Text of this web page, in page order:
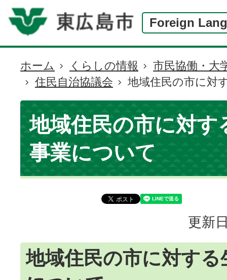
Foreign
現
在
の
位
置
ホーム くらしの情報
市民協働・大
住民自治協議会
地域住民の市に対
地域住民の市に対す
事業について
更新
地域住民の市に対する